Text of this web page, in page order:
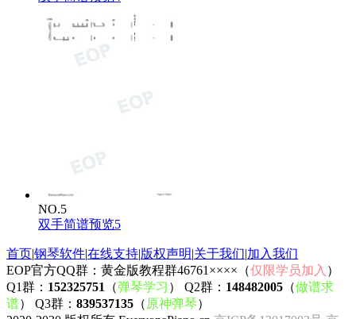
NO.5
双手简谱预览5
首页|钢琴软件|在线支持|版权声明|关于我们|加入我们
EOP官方QQ群：黄金版教程群46761××××（仅限学员加入 ）
Q1群： 152325751 （弹琴学习 ） Q2群： 148482005 （做谱求
谱） Q3群： 839537135 （ 原神弹琴）